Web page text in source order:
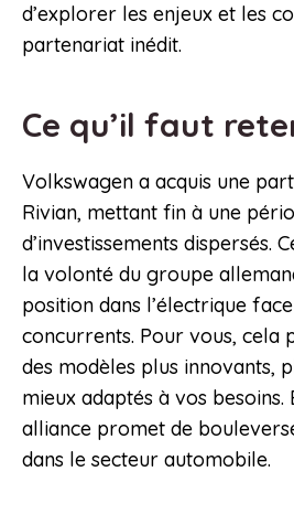
d’explorer les enjeux et les
partenariat inédit.
Ce qu’il faut
Volkswagen a acquis une
Rivian, mettant fin à une
d’investissements dispersés.
la volonté du groupe
position dans l’électrique
concurrents. Pour vous, cela
des modèles plus innovants,
mieux adaptés à vos besoins.
alliance promet de
dans le secteur automobile.